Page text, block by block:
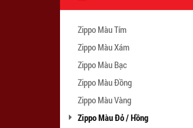
Zippo Màu Tím
Zippo Màu Xám
Zippo Màu Bạc
Zippo Màu Đồng
Zippo Màu Vàng
Zippo Màu Đỏ / Hồng